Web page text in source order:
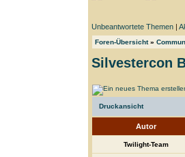
Unbeantwortete Themen |
Foren-Übersicht»
Silvestercon
Druckansicht
Autor
Twilight-Team